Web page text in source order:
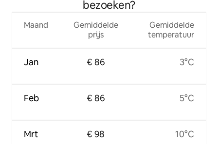
bezoeken?
Maand
Jan
Feb
Mrt
Gemiddelde
prijs
€ 86
€ 86
€ 98
Gemiddelde
temperatuur
3°C
5°C
10°C